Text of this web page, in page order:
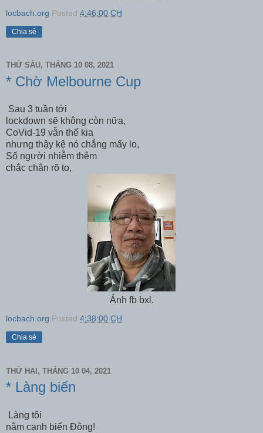
locbach.org Posted 4:46:00 CH
Chia sẻ
THỨ SÁU, THÁNG 10 08, 2021
* Chờ Melbourne Cup
Sau 3 tuần tới
lockdown sẽ không còn nữa,
CoVid-19 vẫn thế kia
nhưng thậy kệ nó chẳng mấy lo,
Số người nhiễm thêm
chắc chắn rõ to,
Ảnh fb bxl.
locbach.org Posted 4:38:00 CH
Chia sẻ
THỨ HAI, THÁNG 10 04, 2021
* Làng biển
Làng tôi
nằm cạnh biển Đông!